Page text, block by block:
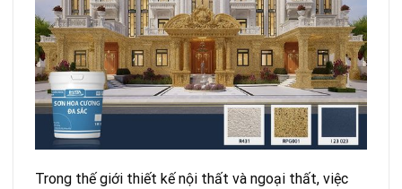
Trong thế giới thiết kế nội thất và ngoại thất, việc